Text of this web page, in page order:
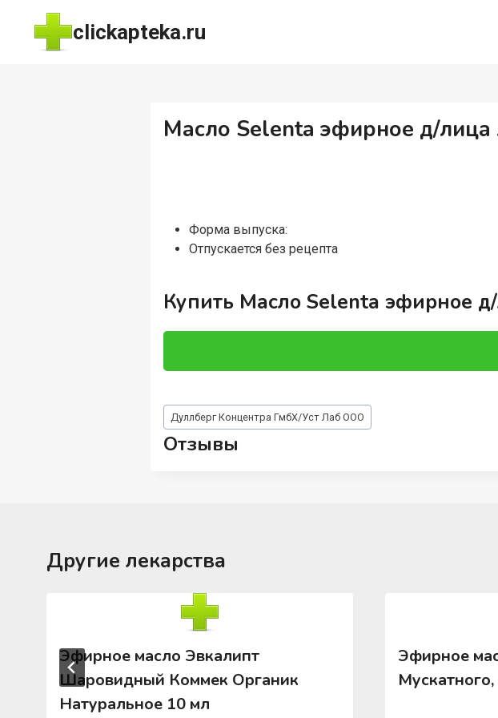
Перейти
содержимому
clickapteka.ru
Масло Selenta эфирное д/лица
Форма выпуска:
Отпускается без рецепта
Купить Масло Selenta эфирное
Метки
записи:
Дуллберг Концентра ГмбХ/Уст Лаб ООО
Отзывы
Другие лекарства
Эфирное масло Эвкалипт
Шаровидный Коммек Органик
Натуральное 10 мл
Эфирное